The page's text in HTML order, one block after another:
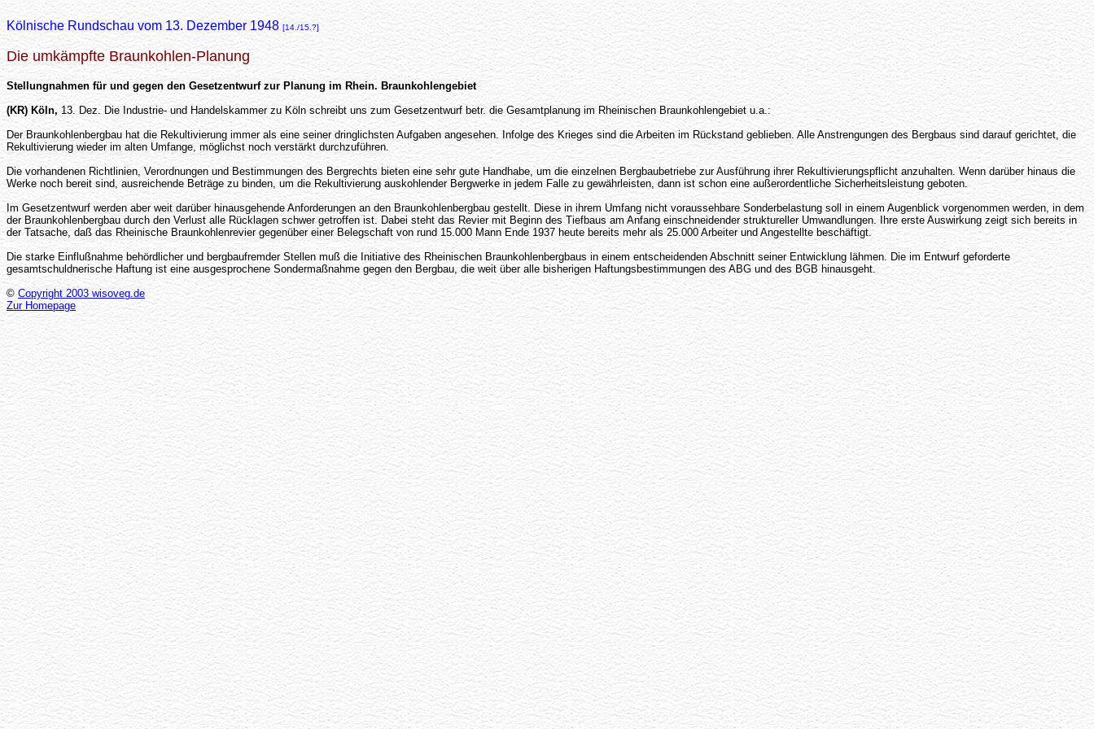
Kölnische Rundschau vom 13. Dezember 1948 [14./15.?]
Die umkämpfte Braunkohlen-Planung
Stellungnahmen für und gegen den Gesetzentwurf zur Planung im Rhein. Braunkohlengebiet
(KR) Köln, 13. Dez. Die Industrie- und Handelskammer zu Köln schreibt uns zum Gesetzentwurf betr. die Gesamtplanung im Rheinischen Braunkohlengebiet u.a.:
Der Braunkohlenbergbau hat die Rekultivierung immer als eine seiner dringlichsten Aufgaben angesehen. Infolge des Krieges sind die Arbeiten im Rückstand geblieben. Alle Anstrengungen des Bergbaus sind darauf gerichtet, die
Rekultivierung wieder im alten Umfange, möglichst noch verstärkt durchzuführen.
Die vorhandenen Richtlinien, Verordnungen und Bestimmungen des Bergrechts bieten eine sehr gute Handhabe, um die einzelnen Bergbaubetriebe zur Ausführung ihrer Rekultivierungspflicht anzuhalten. Wenn darüber hinaus die
Werke noch bereit sind, ausreichende Beträge zu binden, um die Rekultivierung auskohlender Bergwerke in jedem Falle zu gewährleisten, dann ist schon eine außerordentliche Sicherheitsleistung geboten.
Im Gesetzentwurf werden aber weit darüber hinausgehende Anforderungen an den Braunkohlenbergbau gestellt. Diese in ihrem Umfang nicht voraussehbare Sonderbelastung soll in einem Augenblick vorgenommen werden, in dem
der Braunkohlenbergbau durch den Verlust alle Rücklagen schwer getroffen ist. Dabei steht das Revier mit Beginn des Tiefbaus am Anfang einschneidender struktureller Umwandlungen. Ihre erste Auswirkung zeigt sich bereits in
der Tatsache, daß das Rheinische Braunkohlenrevier gegenüber einer Belegschaft von rund 15.000 Mann Ende 1937 heute bereits mehr als 25.000 Arbeiter und Angestellte beschäftigt.
Die starke Einflußnahme behördlicher und bergbaufremder Stellen muß die Initiative des Rheinischen Braunkohlenbergbaus in einem entscheidenden Abschnitt seiner Entwicklung lähmen. Die im Entwurf geforderte
gesamtschuldnerische Haftung ist eine ausgesprochene Sondermaßnahme gegen den Bergbau, die weit über alle bisherigen Haftungsbestimmungen des ABG und des BGB hinausgeht.
© Copyright 2003 wisoveg.de
Zur Homepage